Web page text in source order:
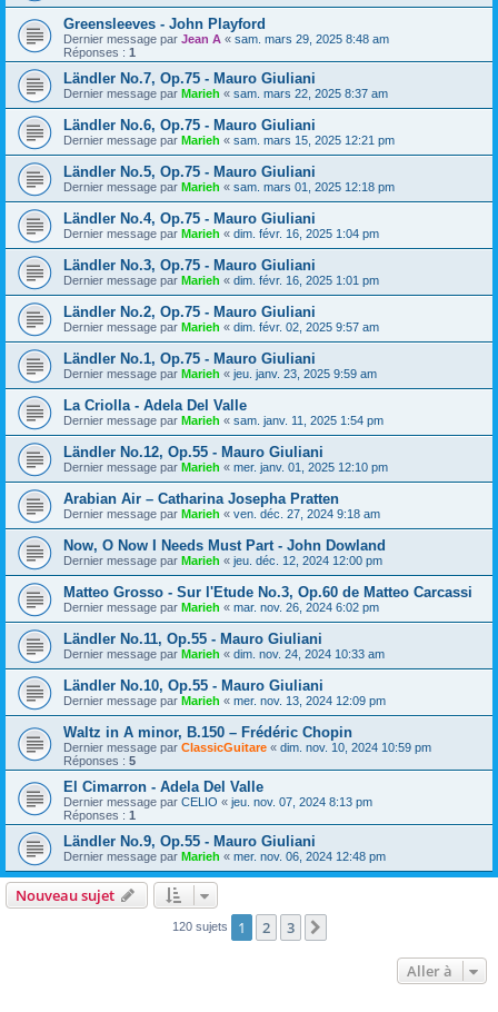
Greensleeves - John Playford
Dernier message par Jean A « sam. mars 29, 2025 8:48 am
Réponses : 1
Ländler No.7, Op.75 - Mauro Giuliani
Dernier message par Marieh « sam. mars 22, 2025 8:37 am
Ländler No.6, Op.75 - Mauro Giuliani
Dernier message par Marieh « sam. mars 15, 2025 12:21 pm
Ländler No.5, Op.75 - Mauro Giuliani
Dernier message par Marieh « sam. mars 01, 2025 12:18 pm
Ländler No.4, Op.75 - Mauro Giuliani
Dernier message par Marieh « dim. févr. 16, 2025 1:04 pm
Ländler No.3, Op.75 - Mauro Giuliani
Dernier message par Marieh « dim. févr. 16, 2025 1:01 pm
Ländler No.2, Op.75 - Mauro Giuliani
Dernier message par Marieh « dim. févr. 02, 2025 9:57 am
Ländler No.1, Op.75 - Mauro Giuliani
Dernier message par Marieh « jeu. janv. 23, 2025 9:59 am
La Criolla - Adela Del Valle
Dernier message par Marieh « sam. janv. 11, 2025 1:54 pm
Ländler No.12, Op.55 - Mauro Giuliani
Dernier message par Marieh « mer. janv. 01, 2025 12:10 pm
Arabian Air – Catharina Josepha Pratten
Dernier message par Marieh « ven. déc. 27, 2024 9:18 am
Now, O Now I Needs Must Part - John Dowland
Dernier message par Marieh « jeu. déc. 12, 2024 12:00 pm
Matteo Grosso - Sur l'Etude No.3, Op.60 de Matteo Carcassi
Dernier message par Marieh « mar. nov. 26, 2024 6:02 pm
Ländler No.11, Op.55 - Mauro Giuliani
Dernier message par Marieh « dim. nov. 24, 2024 10:33 am
Ländler No.10, Op.55 - Mauro Giuliani
Dernier message par Marieh « mer. nov. 13, 2024 12:09 pm
Waltz in A minor, B.150 – Frédéric Chopin
Dernier message par ClassicGuitare « dim. nov. 10, 2024 10:59 pm
Réponses : 5
El Cimarron - Adela Del Valle
Dernier message par CELIO « jeu. nov. 07, 2024 8:13 pm
Réponses : 1
Ländler No.9, Op.55 - Mauro Giuliani
Dernier message par Marieh « mer. nov. 06, 2024 12:48 pm
Nouveau sujet
120 sujets 1 2 3
Aller à